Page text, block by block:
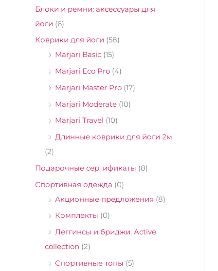
Блоки и ремни: аксессуары для
йоги (6)
Коврики для йоги (58)
Marjari Basic (15)
Marjari Eco Pro (4)
Marjari Master Pro (17)
Marjari Moderate (10)
Marjari Travel (10)
Длинные коврики для йоги 2м
(2)
Подарочные сертификаты (8)
Спортивная одежда (0)
Акционные предложения (8)
Комплекты (0)
Леггинсы и бриджи. Active
collection (2)
Спортивные топы (5)